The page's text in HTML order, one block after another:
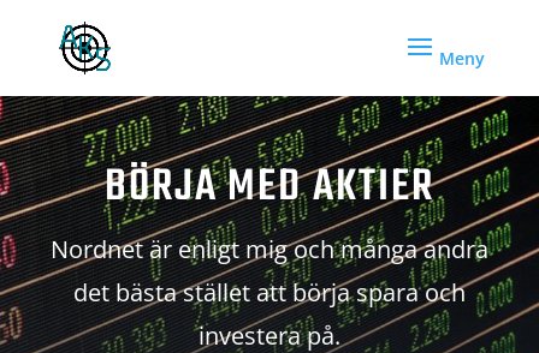
BÖRJA MED AKTIER
Nordnet är enligt mig och många andra
det bästa stället att börja spara och
investera på.